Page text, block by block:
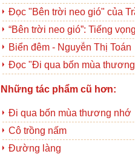
Đọc "Bên trời neo gió" của
“Bên trời neo gió”: Tiếng
Biển đêm - Nguyễn Thị Toán
Đọc "Đi qua bốn mùa
Những tác phẩm cũ hơn:
Đi qua bốn mùa thương nhớ
Cô trồng nấm
Đường làng